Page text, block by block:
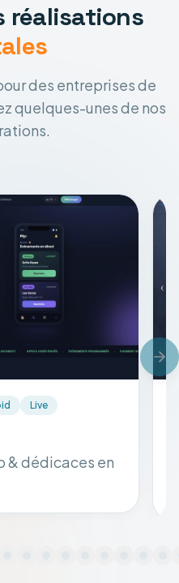
réalisations
des entreprises de
quelques-unes de nos
Live
& dédicaces en